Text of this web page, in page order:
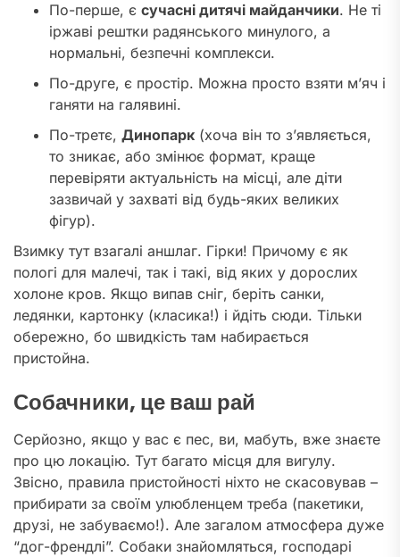
По-перше, є сучасні дитячі майданчики. Не ті
іржаві рештки радянського минулого, а
нормальні, безпечні комплекси.
По-друге, є простір. Можна просто взяти м’яч і
ганяти на галявині.
По-третє, Динопарк (хоча він то з’являється,
то зникає, або змінює формат, краще
перевіряти актуальність на місці, але діти
зазвичай у захваті від будь-яких великих
фігур).
Взимку тут взагалі аншлаг. Гірки! Причому є як
пологі для малечі, так і такі, від яких у дорослих
холоне кров. Якщо випав сніг, беріть санки,
ледянки, картонку (класика!) і йдіть сюди. Тільки
обережно, бо швидкість там набирається
пристойна.
Собачники, це ваш рай
Серйозно, якщо у вас є пес, ви, мабуть, вже знаєте
про цю локацію. Тут багато місця для вигулу.
Звісно, правила пристойності ніхто не скасовував –
прибирати за своїм улюбленцем треба (пакетики,
друзі, не забуваємо!). Але загалом атмосфера дуже
“дог-френдлі”. Собаки знайомляться, господарі